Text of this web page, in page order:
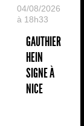
04/08/2026
à 18h33
GAUTHIER
HEIN
SIGNE À
NICE